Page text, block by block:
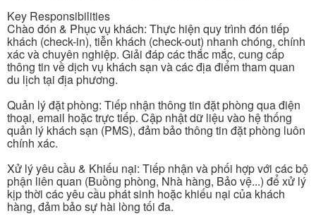
Key Responsibilities
Chào đón & Phục vụ khách: Thực hiện quy trình đón tiếp
khách (check-in), tiễn khách (check-out) nhanh chóng, chính
xác và chuyên nghiệp. Giải đáp các thắc mắc, cung cấp
thông tin về dịch vụ khách sạn và các địa điểm tham quan
du lịch tại địa phương.
Quản lý đặt phòng: Tiếp nhận thông tin đặt phòng qua điện
thoại, email hoặc trực tiếp. Cập nhật dữ liệu vào hệ thống
quản lý khách sạn (PMS), đảm bảo thông tin đặt phòng luôn
chính xác.
Xử lý yêu cầu & Khiếu nại: Tiếp nhận và phối hợp với các bộ
phận liên quan (Buồng phòng, Nhà hàng, Bảo vệ...) để xử lý
kịp thời các yêu cầu phát sinh hoặc khiếu nại của khách
hàng, đảm bảo sự hài lòng tối đa.